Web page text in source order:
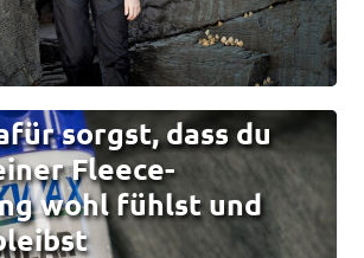
sorgst, dass du
Fleece-
wohl fühlst und